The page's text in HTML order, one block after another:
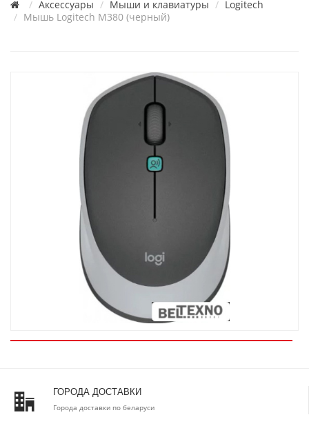
Аксессуары Мыши и клавиатуры
Logitech
Мышь Logitech M380 (черный)
ГОРОДА ДОСТАВКИ
Города доставки по беларуси